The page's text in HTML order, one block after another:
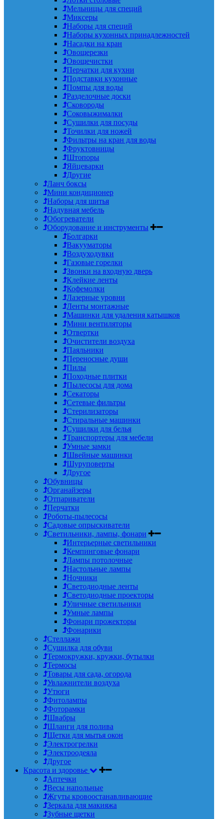
Мельницы для специй
Миксеры
Наборы для специй
Наборы кухонных принадлежностей
Насадки на кран
Овощерезки
Овощечистки
Перчатки для кухни
Подставки кухонные
Помпы для воды
Разделочные доски
Сковороды
Соковыжималки
Сушилки для посуды
Точилки для ножей
Фильтры на кран для воды
Фруктовницы
Штопоры
Яйцеварки
Другие
Ланч боксы
Мини кондиционер
Наборы для шитья
Надувная мебель
Обогреватели
Оборудование и инструменты
Болгарки
Вакууматоры
Воздуходувки
Газовые горелки
Звонки на входную дверь
Клейкие ленты
Кофемолки
Лазерные уровни
Ленты монтажные
Машинки для удаления катышков
Мини вентиляторы
Отвертки
Очистители воздуха
Паяльники
Переносные души
Пилы
Походные плитки
Пылесосы для дома
Секаторы
Сетевые фильтры
Стерилизаторы
Стиральные машинки
Сушилки для белья
Транспортеры для мебели
Умные замки
Швейные машинки
Шуруповерты
Другое
Обувницы
Органайзеры
Отпариватели
Перчатки
Роботы-пылесосы
Садовые опрыскиватели
Светильники, лампы, фонари
Интерьерные светильники
Кемпинговые фонари
Лампы потолочные
Настольные лампы
Ночники
Светодиодные ленты
Светодиодные проекторы
Уличные светильники
Умные лампы
Фонари прожекторы
Фонарики
Стеллажи
Сушилка для обуви
Термокружки, кружки, бутылки
Термосы
Товары для сада, огорода
Увлажнители воздуха
Утюги
Фитолампы
Фоторамки
Швабры
Шланги для полива
Щетки для мытья окон
Электрогрелки
Электроодеяла
Другое
Красота и здоровье
Аптечки
Весы напольные
Жгуты кровоостанавливающие
Зеркала для макияжа
Зубные щетки